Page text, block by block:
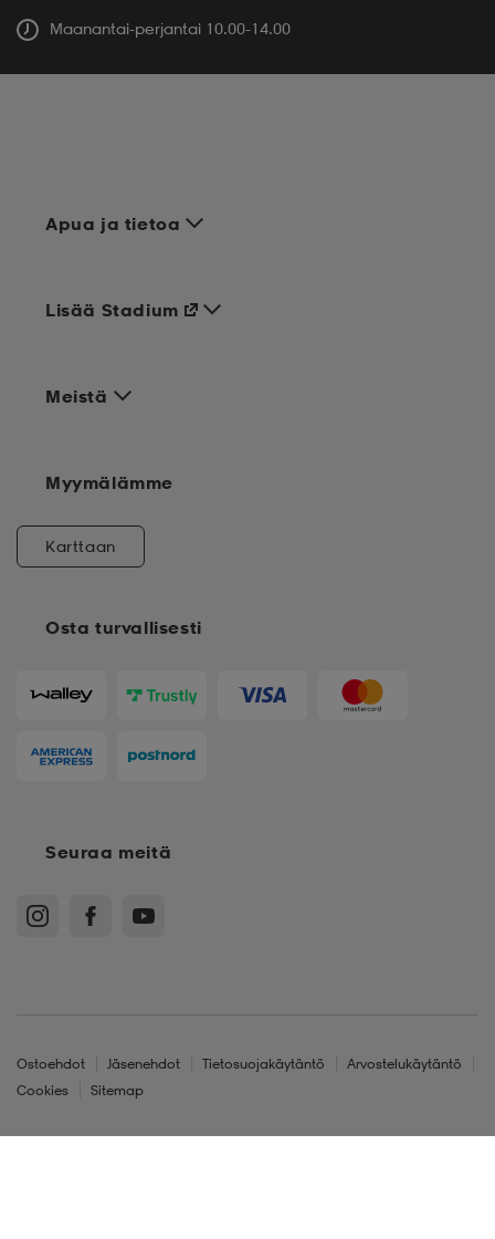
Maanantai-perjantai 10.00-14.00
Apua ja tietoa
Meistä
Osta turvallisesti
Lisää Stadium
Myymälämme
Karttaan
Seuraa meitä
Ostoehdot Jäsenehdot Tietosuojakäytäntö
Arvostelukäytäntö
Cookies
Sitemap